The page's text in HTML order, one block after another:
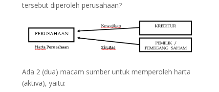
tersebut diperoleh perusahaan?
Ada 2 (dua) macam sumber untuk memperoleh harta
(aktiva), yaitu: